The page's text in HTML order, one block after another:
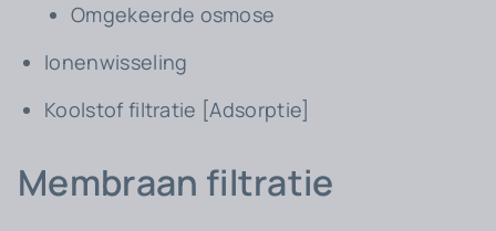
Omgekeerde osmose
Ionenwisseling
Koolstof filtratie [Adsorptie]
Membraan filtratie